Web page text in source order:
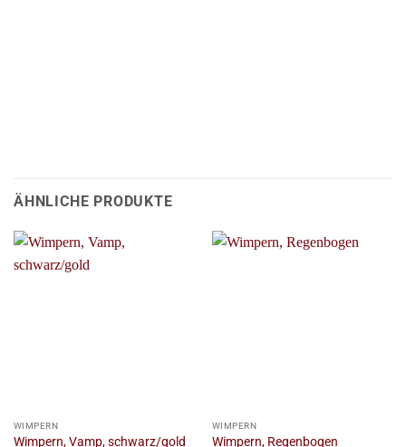
ÄHNLICHE PRODUKTE
WIMPERN
Wimpern, Vamp, schwarz/gold
WIMPERN
Wimpern, Regenbogen